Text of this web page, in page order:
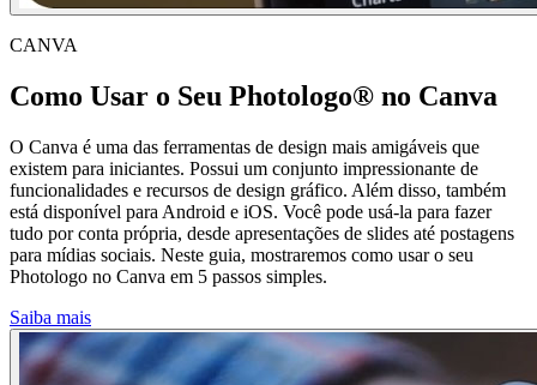
CANVA
Como Usar o Seu Photologo® no Canva
O Canva é uma das ferramentas de design mais amigáveis que
existem para iniciantes. Possui um conjunto impressionante de
funcionalidades e recursos de design gráfico. Além disso, também
está disponível para Android e iOS. Você pode usá-la para fazer
tudo por conta própria, desde apresentações de slides até postagens
para mídias sociais. Neste guia, mostraremos como usar o seu
Photologo no Canva em 5 passos simples.
Saiba mais